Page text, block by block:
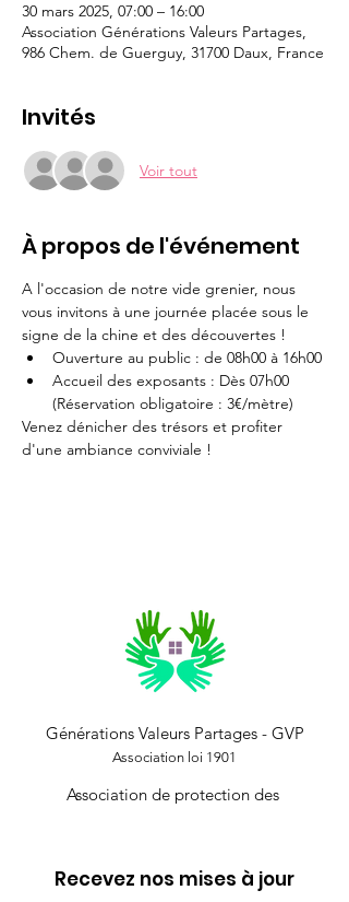
30 mars 2025, 07:00 – 16:00
Association Générations Valeurs Partages,
986 Chem. de Guerguy, 31700 Daux, France
Invités
Voir tout
À propos de l'événement
A l'occasion de notre vide grenier, nous
vous invitons à une journée placée sous le
signe de la chine et des découvertes !
Ouverture au public : de 08h00 à 16h00
Accueil des exposants : Dès 07h00
(Réservation obligatoire : 3€/mètre)
Venez dénicher des trésors et profiter
d'une ambiance conviviale !
Générations Valeurs Partages - GVP
Association loi 1901
Association de protection des
Recevez nos mises à jour